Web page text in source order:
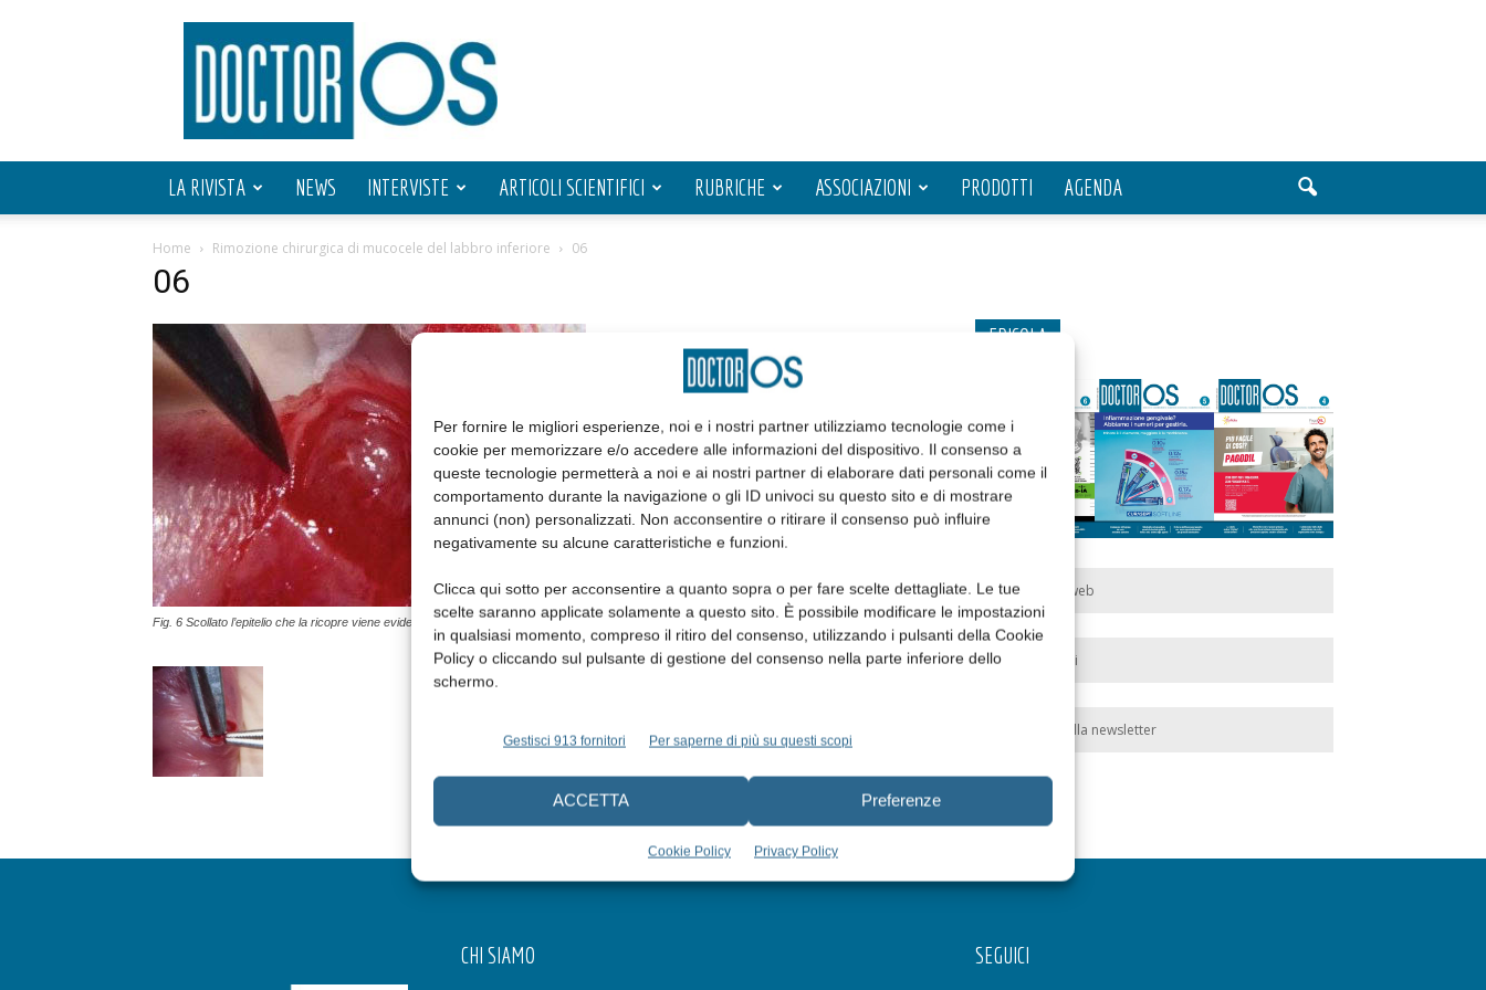
Per fornire le migliori esperienze, noi e i nostri partner utilizziamo tecnologie come i
cookie per memorizzare e/o accedere alle informazioni del dispositivo. Il consenso a
queste tecnologie permetterà a noi e ai nostri partner di elaborare dati personali come il
comportamento durante la navigazione o gli ID univoci su questo sito e di mostrare
annunci (non) personalizzati. Non acconsentire o ritirare il consenso può influire
negativamente su alcune caratteristiche e funzioni.
Clicca qui sotto per acconsentire a quanto sopra o per fare scelte dettagliate. Le tue
scelte saranno applicate solamente a questo sito. È possibile modificare le impostazioni
in qualsiasi momento, compreso il ritiro del consenso, utilizzando i pulsanti della Cookie
Policy o cliccando sul pulsante di gestione del consenso nella parte inferiore dello
schermo.
Gestisci 913 fornitori Per saperne di più su questi scopi
ACCETTA Preferenze
Cookie Policy Privacy Policy
Doctor
OS
LA RIVISTA NEWS INTERVISTE ARTICOLI SCIENTIFICI RUBRICHE ASSOCIAZIONI PRODOTTI AGENDA
Home Rimozione chirurgica di mucocele del labbro inferiore 06
06
Fig. 6 Scollato l’epitelio che la ricopre viene evidenziata nella sua interezza la parete superficiale della lesione.
EDICOLA
Edicola web
Abbonati
Iscriviti alla newsletter
CHI SIAMO SEGUICI